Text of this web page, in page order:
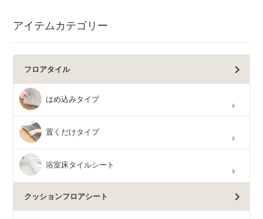
アイテムカテゴリー
フロアタイル
はめ込みタイプ
置くだけタイプ
浴室床タイルシート
クッションフロアシート